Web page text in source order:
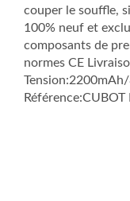
couper le souffle,
100% neuf et
composants de
normes CE